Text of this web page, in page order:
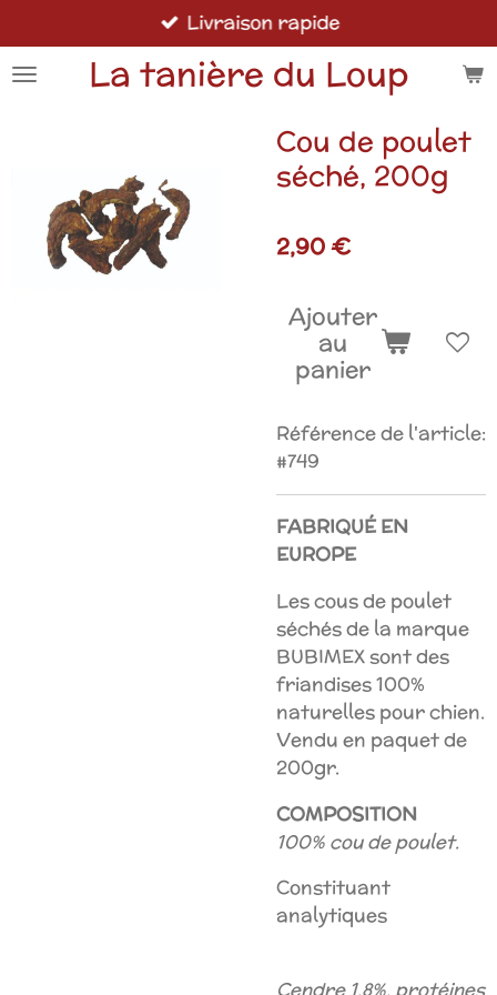
au
contenu
La tanière du Loup
Livraison rapide
Cou de poulet
séché, 200g
2,90 €
Ajouter
au
panier
Référence de l'article:
#749
FABRIQUÉ EN
EUROPE
Les cous de poulet
séchés de la marque
BUBIMEX sont des
friandises 100%
naturelles pour chien.
Vendu en paquet de
200gr.
COMPOSITION
100% cou de poulet.
Constituant
analytiques
Cendre 1.8%, protéines